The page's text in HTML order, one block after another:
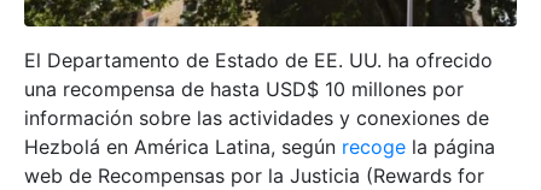
El Departamento de Estado de EE. UU. ha ofrecido
una recompensa de hasta USD$ 10 millones por
información sobre las actividades y conexiones de
Hezbolá en América Latina, según recoge la página
web de Recompensas por la Justicia (Rewards for